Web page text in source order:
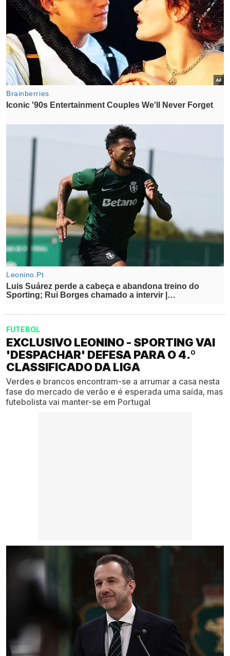
FUTEBOL
EXCLUSIVO LEONINO - SPORTING VAI
'DESPACHAR' DEFESA PARA O 4.º
CLASSIFICADO DA LIGA
Verdes e brancos encontram-se a arrumar a casa nesta
fase do mercado de verão e é esperada uma saída, mas
futebolista vai manter-se em Portugal